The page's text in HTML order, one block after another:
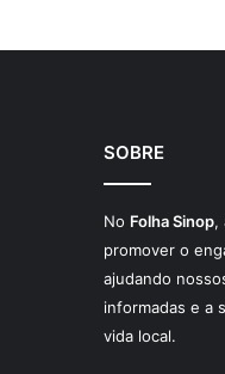
SOBRE
No Folha Sinop,
promover o
ajudando
informadas e a
vida local.